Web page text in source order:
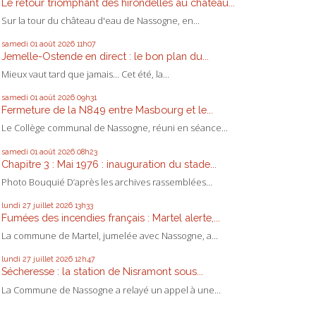
Sur la tour du château d'eau de Nassogne, en...
samedi 01 août 2026 11h07
Jemelle-Ostende en direct : le bon plan du...
Mieux vaut tard que jamais... Cet été, la...
samedi 01 août 2026 09h31
Fermeture de la N849 entre Masbourg et le...
Le Collège communal de Nassogne, réuni en séance...
samedi 01 août 2026 08h23
Chapitre 3 : Mai 1976 : inauguration du stade...
Photo Bouquié D’après les archives rassemblées...
lundi 27 juillet 2026 13h33
Fumées des incendies français : Martel alerte,...
La commune de Martel, jumelée avec Nassogne, a...
lundi 27 juillet 2026 12h47
Sécheresse : la station de Nisramont sous...
La Commune de Nassogne a relayé un appel à une...